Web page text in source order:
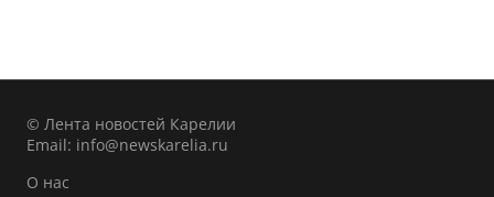
© Лента новостей Карелии
Email: info@newskarelia.ru
О нас